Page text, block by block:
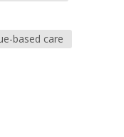
based care